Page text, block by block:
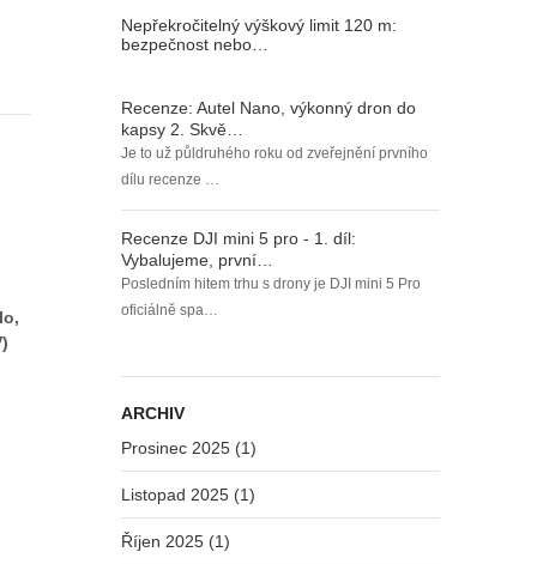
Nepřekročitelný výškový limit 120 m:
bezpečnost nebo…
Recenze: Autel Nano, výkonný dron do
kapsy 2. Skvě…
Je to už půldruhého roku od zveřejnění prvního
dílu recenze …
Recenze DJI mini 5 pro - 1. díl:
Vybalujeme, první…
Posledním hitem trhu s drony je DJI mini 5 Pro
oficiálně spa…
ARCHIV
Prosinec 2025 (1)
Listopad 2025 (1)
Říjen 2025 (1)